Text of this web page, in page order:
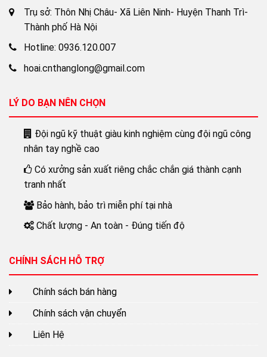
Trụ sở: Thôn Nhị Châu- Xã Liên Ninh- Huyện Thanh Trì-
Thành phố Hà Nội
Hotline: 0936.120.007
hoai.cnthanglong@gmail.com
LÝ DO BẠN NÊN CHỌN
Đội ngũ kỹ thuật giàu kinh nghiệm cùng đội ngũ công
nhân tay nghề cao
Có xưởng sản xuất riêng chắc chắn giá thành cạnh
tranh nhất
Bảo hành, bảo trì miễn phí tại nhà
Chất lượng - An toàn - Đúng tiến độ
CHÍNH SÁCH HỖ TRỢ
Chính sách bán hàng
Chính sách vận chuyển
Liên Hệ